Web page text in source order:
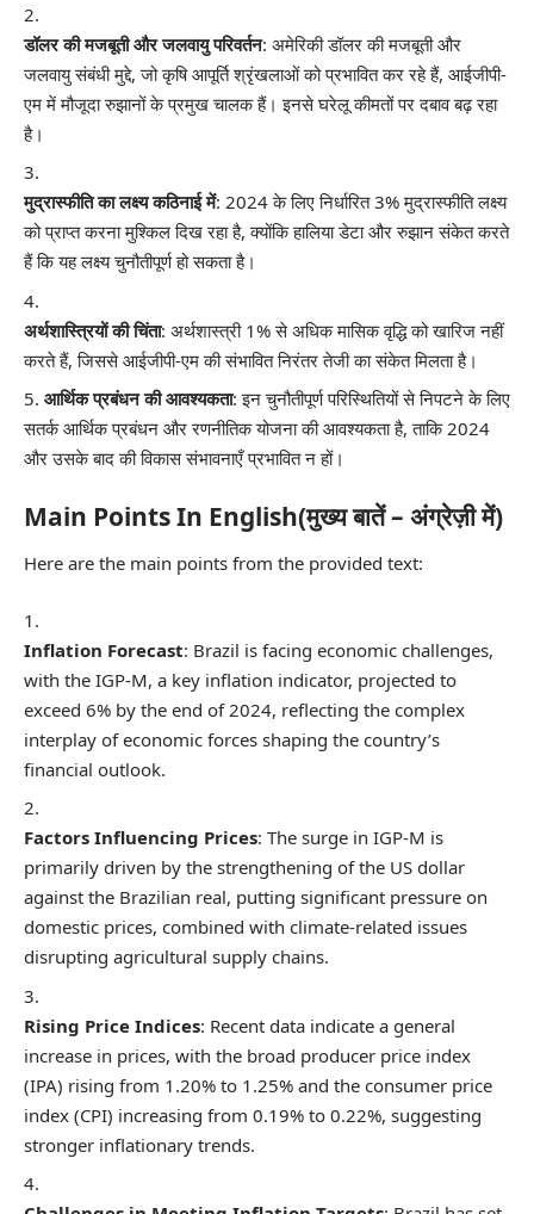
डॉलर की मजबूती और जलवायु परिवर्तन: अमेरिकी डॉलर की मजबूती और
जलवायु संबंधी मुद्दे, जो कृषि आपूर्ति श्रृंखलाओं को प्रभावित कर रहे हैं, आईजीपी-
एम में मौजूदा रुझानों के प्रमुख चालक हैं। इनसे घरेलू कीमतों पर दबाव बढ़ रहा
है।
मुद्रास्फीति का लक्ष्य कठिनाई में: 2024 के लिए निर्धारित 3% मुद्रास्फीति लक्ष्य
को प्राप्त करना मुश्किल दिख रहा है, क्योंकि हालिया डेटा और रुझान संकेत करते
हैं कि यह लक्ष्य चुनौतीपूर्ण हो सकता है।
अर्थशास्त्रियों की चिंता: अर्थशास्त्री 1% से अधिक मासिक वृद्धि को खारिज नहीं
करते हैं, जिससे आईजीपी-एम की संभावित निरंतर तेजी का संकेत मिलता है।
आर्थिक प्रबंधन की आवश्यकता: इन चुनौतीपूर्ण परिस्थितियों से निपटने के लिए
सतर्क आर्थिक प्रबंधन और रणनीतिक योजना की आवश्यकता है, ताकि 2024
और उसके बाद की विकास संभावनाएँ प्रभावित न हों।
Main Points In English(मुख्य बातें – अंग्रेज़ी में)
Here are the main points from the provided text:
Inflation Forecast: Brazil is facing economic challenges,
with the IGP-M, a key inflation indicator, projected to
exceed 6% by the end of 2024, reflecting the complex
interplay of economic forces shaping the country’s
financial outlook.
Factors Influencing Prices: The surge in IGP-M is
primarily driven by the strengthening of the US dollar
against the Brazilian real, putting significant pressure on
domestic prices, combined with climate-related issues
disrupting agricultural supply chains.
Rising Price Indices: Recent data indicate a general
increase in prices, with the broad producer price index
(IPA) rising from 1.20% to 1.25% and the consumer price
index (CPI) increasing from 0.19% to 0.22%, suggesting
stronger inflationary trends.